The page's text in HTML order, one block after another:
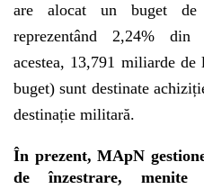
are alocat un buget
reprezentând 2,24%
acestea, 13,791 miliarde
buget) sunt destinate
destinație militară.
În prezent, MApN
de înzestrare,